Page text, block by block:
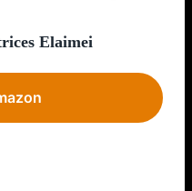
Elaimei